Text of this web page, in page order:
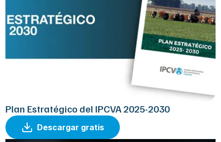
Plan Estratégico del IPCVA 2025-2030
Descargar gratis